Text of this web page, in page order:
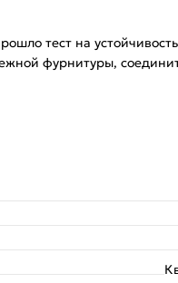
тест на
фурнитуры,